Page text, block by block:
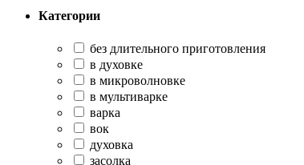
Категории
без длительного приготовления
в духовке
в микроволновке
в мультиварке
варка
вок
духовка
засолка